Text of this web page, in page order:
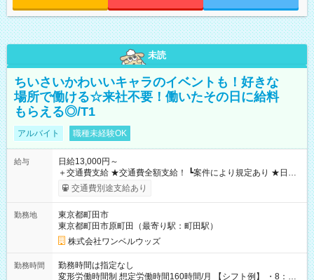
未読
ちいさいかわいいキャラのイベントも！好きな
場所で働ける☆来社不要！働いたその日に給料
もらえる◎/T1
アルバイト 職種未経験OK
給与
日給13,000円～
＋交通費支給 ★交通費全額支給！ ┗案件により規定あり ★日払
いOK！（規定あり） ┗働いたその日に現金GET♪ お仕事後はコ
ンビニATMから 日払い分を引き落とせます！ 【試用期間】試
交通費別途支給あり
勤務地
東京都町田市
東京都町田市原町田（最寄り駅：町田駅）
株式会社ワンベルウッズ
勤務時間
勤務時間は指定なし
変形労働時間制 想定労働時間160時間/月 【シフト例】 ・8：00